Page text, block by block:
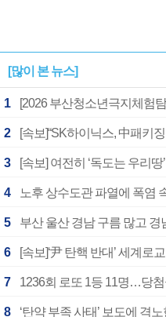
[많이 본 뉴스]
1
2 [속보]“SK하이닉스, 中패키
3
4 노후 상수도관 파열에 폭염
5
6 [속보]‘尹 탄핵 반대’ 세계로
7 1236회 로또 1등 11명…당첨
8